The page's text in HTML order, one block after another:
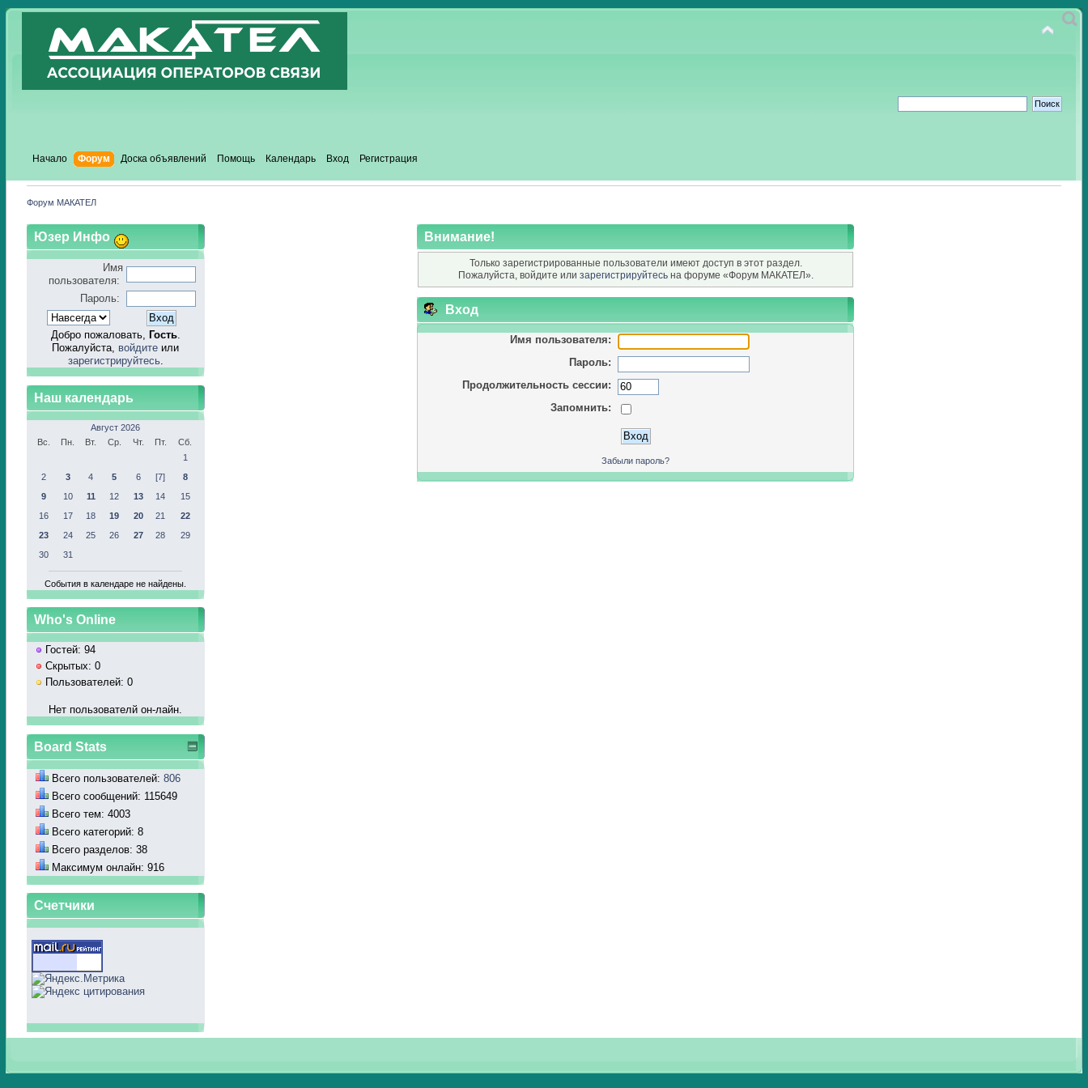
Начало Форум Доска объявлений Помощь Календарь Вход Регистрация
Форум МАКАТЕЛ
Юзер Инфо
Имя
пользователя:
Пароль:
Добро пожаловать, Гость.
Пожалуйста, войдите или
зарегистрируйтесь.
Наш календарь
Август 2026
Вс.
Пн. Вт. Ср. Чт. Пт.
Сб.
1
2
3 4 5 6 [7]
8
9
10 11 12 13 14
15
16
17 18 19 20 21
22
23
24 25 26 27 28
29
30
31
События в календаре не найдены.
Who's Online
Гостей: 94
Скрытых: 0
Пользователей: 0
Нет пользователй он-лайн.
Board Stats
Всего пользователей:806
Всего сообщений: 115649
Всего тем: 4003
Всего категорий: 8
Всего разделов: 38
Максимум онлайн: 916
Счетчики
Внимание!
Только зарегистрированные пользователи имеют доступ в этот раздел.
Пожалуйста, войдите или зарегистрируйтесьна форуме «Форум МАКАТЕЛ».
Вход
Имя пользователя:
Пароль:
Продолжительность сессии:
Запомнить:
Забыли пароль?